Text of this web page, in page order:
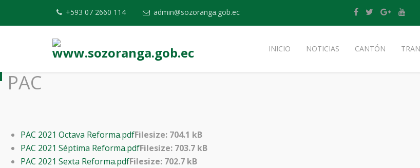
+593 07 2660 114 admin@sozoranga.gob.ec
INICIO NOTICIAS CANTÓN
PAC
PAC 2021 Octava Reforma.pdfFilesize: 704.1 kB
PAC 2021 Séptima Reforma.pdfFilesize: 703.7 kB
PAC 2021 Sexta Reforma.pdfFilesize: 702.7 kB